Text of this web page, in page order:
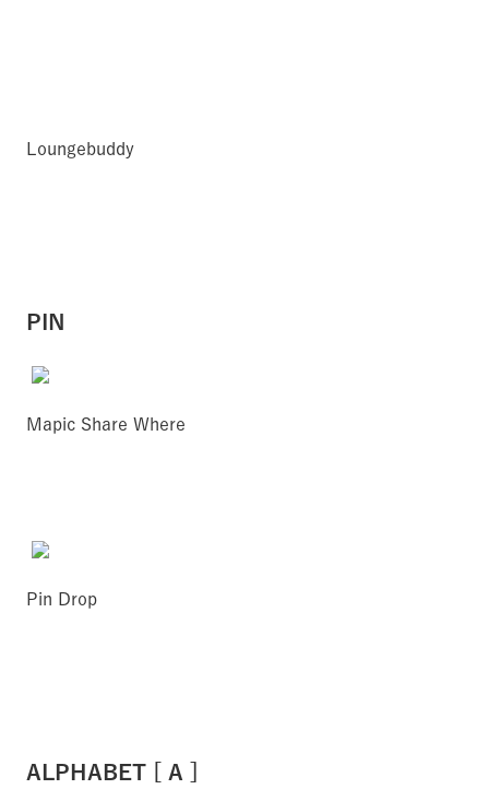
Loungebuddy
PIN
Mapic Share Where
Pin Drop
ALPHABET [ A ]